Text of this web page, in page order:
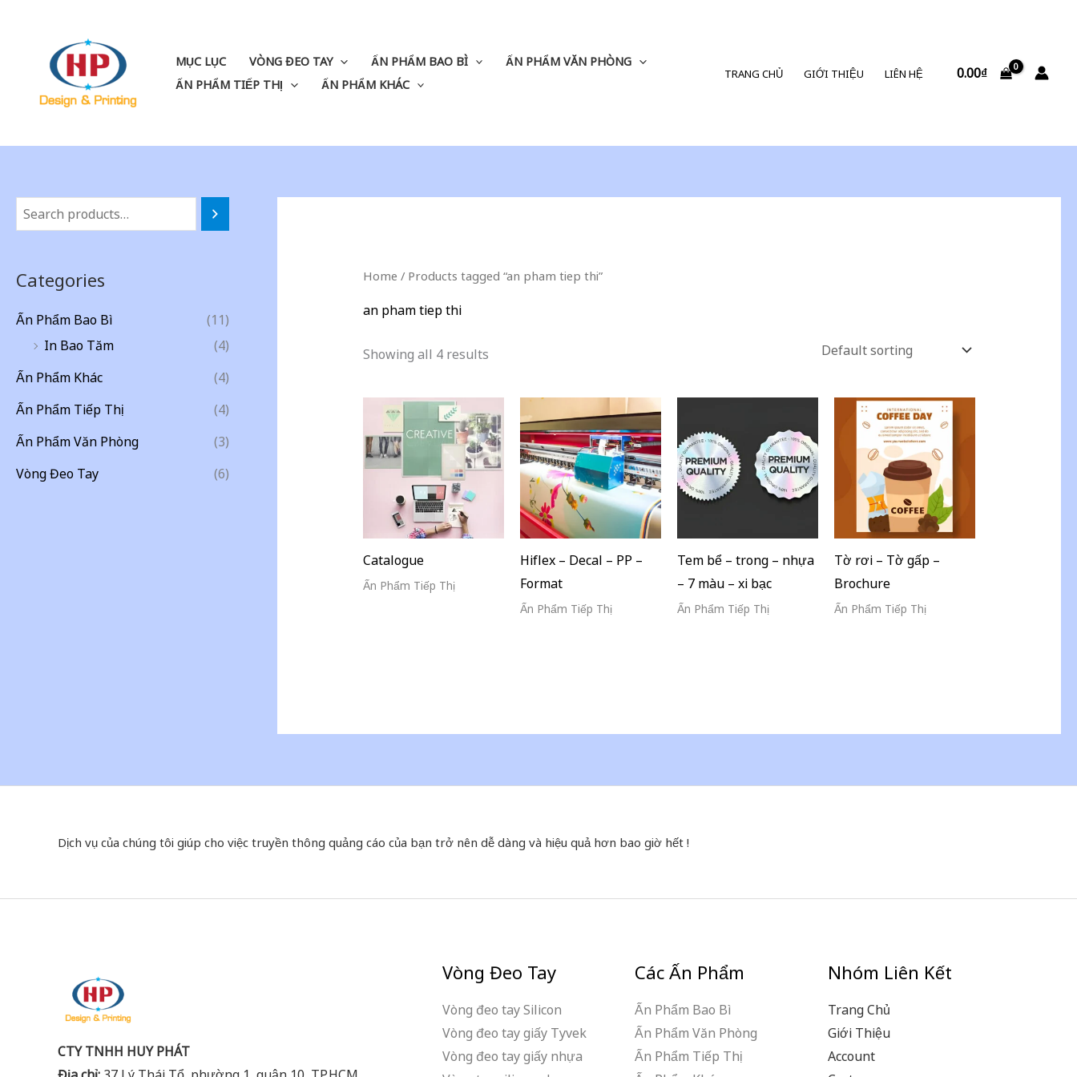
MỤC LỤC VÒNG ĐEO TAY ẤN PHẨM BAO BÌ
ẤN PHẨM VĂN PHÒNG
ẤN PHẨM TIẾP THỊ
ẤN PHẨM KHÁC
TRANG CHỦ GIỚI THIỆU LIÊN HỆ 0.00₫
Categories
Ấn Phẩm Bao Bì
(11)
In Bao Tăm
(4)
Ấn Phẩm Khác
(4)
Ấn Phẩm Tiếp Thị
(4)
Ấn Phẩm Văn Phòng
(3)
Vòng Đeo Tay
(6)
Home / Products tagged “an pham tiep thi”
an pham tiep thi
Showing all 4 results
Catalogue
Ấn Phẩm Tiếp Thị
Hiflex – Decal – PP –
Format
Ấn Phẩm Tiếp Thị
Tem bể – trong – nhựa
– 7 màu – xi bạc
Ấn Phẩm Tiếp Thị
Tờ rơi – Tờ gấp –
Brochure
Ấn Phẩm Tiếp Thị
Dịch vụ của chúng tôi giúp cho việc truyền thông quảng cáo của bạn trở nên dễ dàng và hiệu quả hơn bao giờ hết !
CTY TNHH HUY PHÁT
Vòng Đeo Tay
Vòng đeo tay Silicon
Vòng đeo tay giấy Tyvek
Vòng đeo tay giấy nhựa
Các Ấn Phẩm
Ấn Phẩm Bao Bì
Ấn Phẩm Văn Phòng
Ấn Phẩm Tiếp Thị
Nhóm Liên Kết
Trang Chủ
Giới Thiệu
Account